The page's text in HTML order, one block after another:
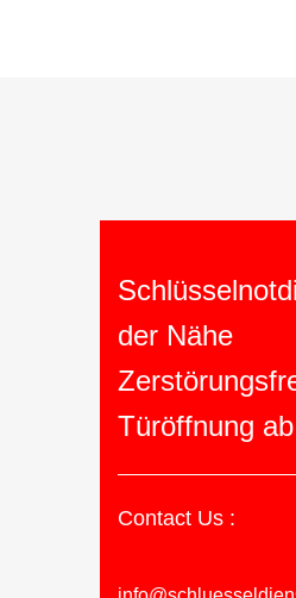
der Nähe
Türöffnung
Contact Us :